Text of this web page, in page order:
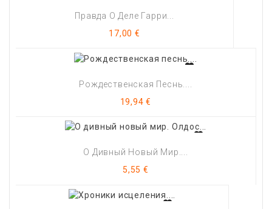
Правда О Деле Гарри...
Цена
17,00 €
Рождественская Песнь....
Цена
19,94 €
О Дивный Новый Мир....
Цена
5,55 €